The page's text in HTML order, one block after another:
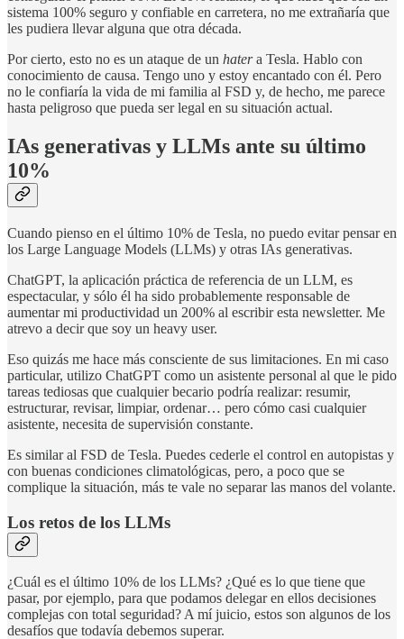
sistema 100% seguro y confiable en carretera, no me extrañaría que
les pudiera llevar alguna que otra década.
Por cierto, esto no es un ataque de un hatera Tesla. Hablo con
conocimiento de causa. Tengo uno y estoy encantado con él. Pero
no le confiaría la vida de mi familia al FSD y, de hecho, me parece
hasta peligroso que pueda ser legal en su situación actual.
IAs generativas y LLMs ante su último
10%
Cuando pienso en el último 10% de Tesla, no puedo evitar pensar en
los Large Language Models (LLMs) y otras IAs generativas.
ChatGPT, la aplicación práctica de referencia de un LLM, es
espectacular, y sólo él ha sido probablemente responsable de
aumentar mi productividad un 200% al escribir esta newsletter. Me
atrevo a decir que soy un heavy user.
Eso quizás me hace más consciente de sus limitaciones. En mi caso
particular, utilizo ChatGPT como un asistente personal al que le pido
tareas tediosas que cualquier becario podría realizar: resumir,
estructurar, revisar, limpiar, ordenar… pero cómo casi cualquier
asistente, necesita de supervisión constante.
Es similar al FSD de Tesla. Puedes cederle el control en autopistas y
con buenas condiciones climatológicas, pero, a poco que se
complique la situación, más te vale no separar las manos del volante.
Los retos de los LLMs
¿Cuál es el último 10% de los LLMs? ¿Qué es lo que tiene que
pasar, por ejemplo, para que podamos delegar en ellos decisiones
complejas con total seguridad? A mí juicio, estos son algunos de los
desafíos que todavía debemos superar.